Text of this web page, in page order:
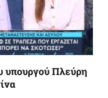
υπουργού Πλεύρη